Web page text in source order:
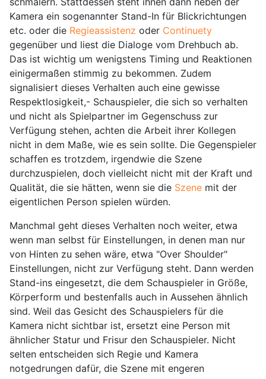
Kamera ein sogenannter Stand-In für Blickrichtungen
etc. oder die Regieassistenz oder Continuety
gegenüber und liest die Dialoge vom Drehbuch ab.
Das ist wichtig um wenigstens Timing und Reaktionen
einigermaßen stimmig zu bekommen. Zudem
signalisiert dieses Verhalten auch eine gewisse
Respektlosigkeit,- Schauspieler, die sich so verhalten
und nicht als Spielpartner im Gegenschuss zur
Verfügung stehen, achten die Arbeit ihrer Kollegen
nicht in dem Maße, wie es sein sollte. Die Gegenspieler
schaffen es trotzdem, irgendwie die Szene
durchzuspielen, doch vielleicht nicht mit der Kraft und
Qualität, die sie hätten, wenn sie die Szene mit der
eigentlichen Person spielen würden.
Manchmal geht dieses Verhalten noch weiter, etwa
wenn man selbst für Einstellungen, in denen man nur
von Hinten zu sehen wäre, etwa "Over Shoulder"
Einstellungen, nicht zur Verfügung steht. Dann werden
Stand-ins eingesetzt, die dem Schauspieler in Größe,
Körperform und bestenfalls auch in Aussehen ähnlich
sind. Weil das Gesicht des Schauspielers für die
Kamera nicht sichtbar ist, ersetzt eine Person mit
ähnlicher Statur und Frisur den Schauspieler. Nicht
selten entscheiden sich Regie und Kamera
notgedrungen dafür, die Szene mit engeren